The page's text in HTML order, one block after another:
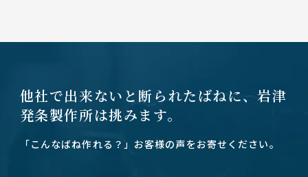
他社で出来ないと断られたばねに、岩津
発条製作所は挑みます。
「こんなばね作れる？」お客様の声をお寄せください。